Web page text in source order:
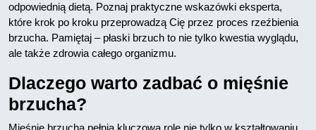
odpowiednią dietą. Poznaj praktyczne wskazówki eksperta,
które krok po kroku przeprowadzą Cię przez proces rzeźbienia
brzucha. Pamiętaj – płaski brzuch to nie tylko kwestia wyglądu,
ale także zdrowia całego organizmu.
Dlaczego warto zadbać o mięśnie
brzucha?
Mięśnie brzucha pełnią kluczową rolę nie tylko w kształtowaniu